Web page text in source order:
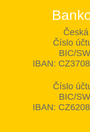
Číslo
BIC/
IBAN:
Číslo
BIC/
IBAN: